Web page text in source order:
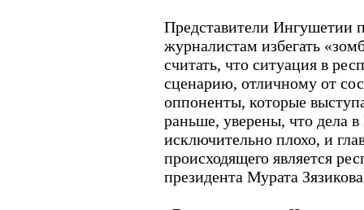
Представители Ингушетии
журналистам избегать
считать, что ситуация в
сценарию, отличному от
оппоненты, которые
раньше, уверены, что дела
исключительно плохо, и
происходящего является
президента Мурата